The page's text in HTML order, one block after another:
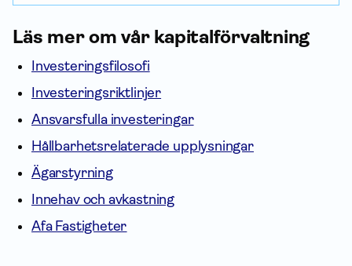
Läs mer om vår kapital­förvaltning
Investeringsfilosofi
Investeringsriktlinjer
Ansvarsfulla investeringar
Hållbarhetsrelaterade upplysningar
Ägarstyrning
Innehav och avkastning
Afa Fastigheter